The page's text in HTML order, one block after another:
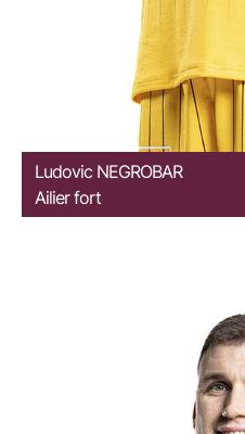
Ludovic NEGROBAR
Ailier fort